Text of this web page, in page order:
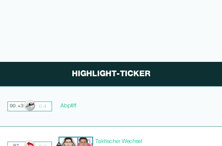
HIGHLIGHT-TICKER
90.+3 0:4 Abpfiff
Taktischer Wechsel